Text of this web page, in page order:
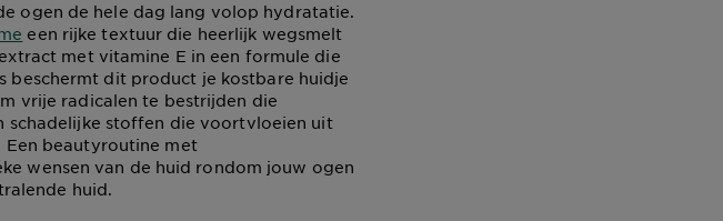
ogen de hele dag lang volop hydratatie.
een rijke textuur die heerlijk wegsmelt
met vitamine E in een formule die
beschermt dit product je kostbare huidje
vrije radicalen te bestrijden die
schadelijke stoffen die voortvloeien uit
beautyroutine met
wensen van de huid rondom jouw ogen
huid.